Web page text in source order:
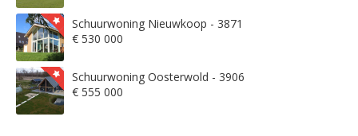
Schuurwoning Nieuwkoop - 3871
€ 530 000
Schuurwoning Oosterwold - 3906
€ 555 000